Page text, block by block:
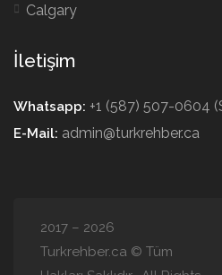
Calgary
İletişim
Whatsapp: +1 (587) 507-0604
E-Mail: admin@turkrehber.ca
2017 – 2026
Turkrehber.ca © Tüm